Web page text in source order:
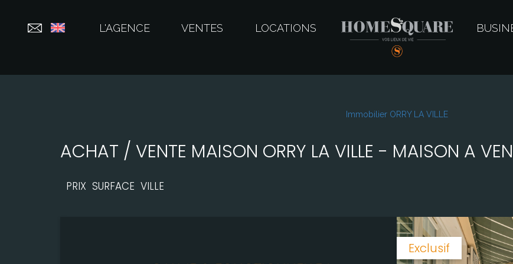
LOCATIONS
VENTES
L'AGENCE
Immobilier ORRY LA VILLE
ACHAT / VENTE MAISON ORRY LA VILLE - MAISON A
PRIX SURFACE VILLE
Exclusif